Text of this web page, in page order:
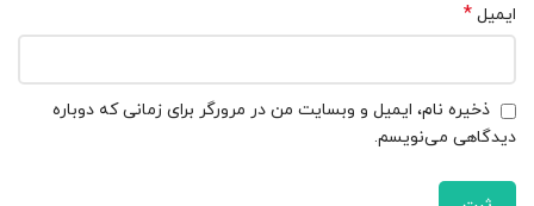
ایمیل *
ذخیره نام، ایمیل و وبسایت من در مرورگر برای زمانی که دوباره
دیدگاهی می‌نویسم.